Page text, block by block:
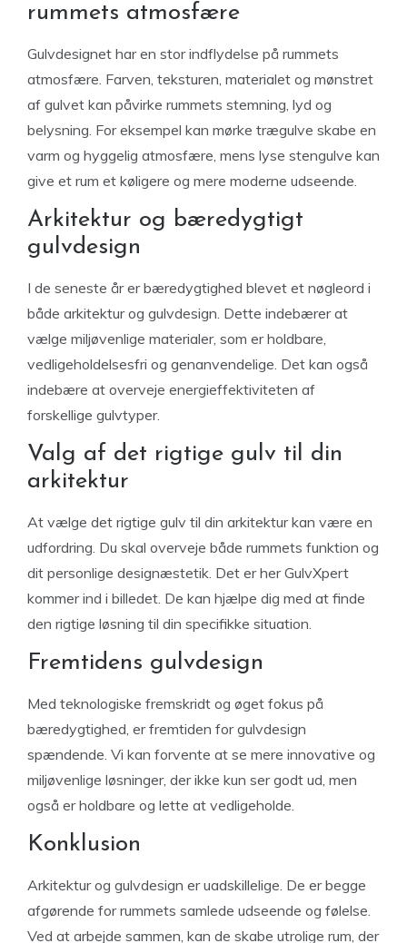
rummets atmosfære
Gulvdesignet har en stor indflydelse på rummets
atmosfære. Farven, teksturen, materialet og mønstret
af gulvet kan påvirke rummets stemning, lyd og
belysning. For eksempel kan mørke trægulve skabe en
varm og hyggelig atmosfære, mens lyse stengulve kan
give et rum et køligere og mere moderne udseende.
Arkitektur og bæredygtigt
gulvdesign
I de seneste år er bæredygtighed blevet et nøgleord i
både arkitektur og gulvdesign. Dette indebærer at
vælge miljøvenlige materialer, som er holdbare,
vedligeholdelsesfri og genanvendelige. Det kan også
indebære at overveje energieffektiviteten af
forskellige gulvtyper.
Valg af det rigtige gulv til din
arkitektur
At vælge det rigtige gulv til din arkitektur kan være en
udfordring. Du skal overveje både rummets funktion og
dit personlige designæstetik. Det er her GulvXpert
kommer ind i billedet. De kan hjælpe dig med at finde
den rigtige løsning til din specifikke situation.
Fremtidens gulvdesign
Med teknologiske fremskridt og øget fokus på
bæredygtighed, er fremtiden for gulvdesign
spændende. Vi kan forvente at se mere innovative og
miljøvenlige løsninger, der ikke kun ser godt ud, men
også er holdbare og lette at vedligeholde.
Konklusion
Arkitektur og gulvdesign er uadskillelige. De er begge
afgørende for rummets samlede udseende og følelse.
Ved at arbejde sammen, kan de skabe utrolige rum, der